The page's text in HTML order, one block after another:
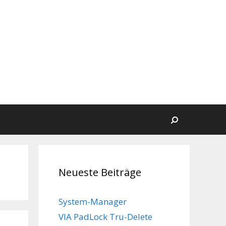
Suchen
Neueste Beiträge
System-Manager
VIA PadLock Tru-Delete